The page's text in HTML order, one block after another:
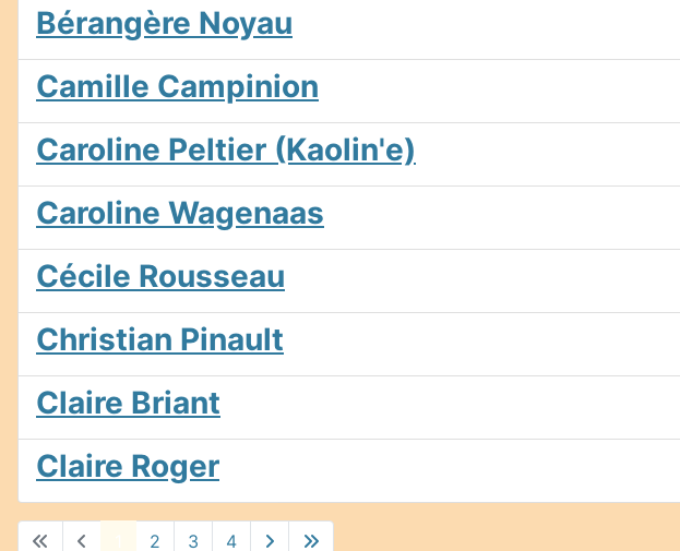
Bérangère Noyau
Camille Campinion
Caroline Peltier (Kaolin'e)
Caroline Wagenaas
Cécile Rousseau
Christian Pinault
Claire Briant
Claire Roger
2 3 4